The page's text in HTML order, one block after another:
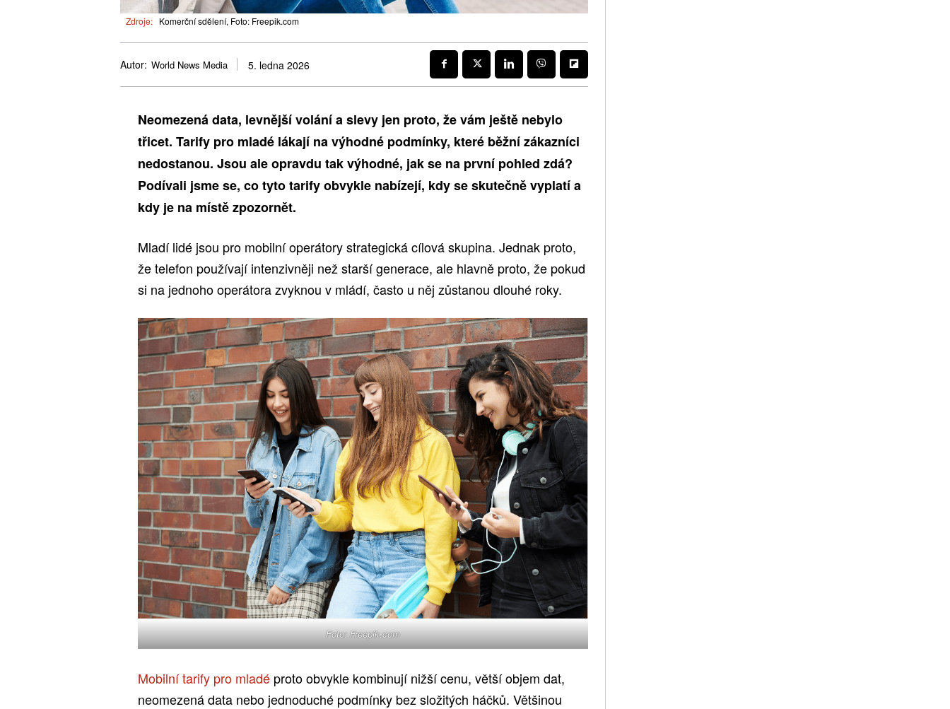
Zdroje: Komerční sdělení, Foto: Freepik.com
Autor: World News Media 5. ledna 2026
Neomezená data, levnější volání a slevy jen proto, že vám ještě nebylo
třicet. Tarify pro mladé lákají na výhodné podmínky, které běžní zákazníci
nedostanou. Jsou ale opravdu tak výhodné, jak se na první pohled zdá?
Podívali jsme se, co tyto tarify obvykle nabízejí, kdy se skutečně vyplatí a
kdy je na místě zpozornět.
Mladí lidé jsou pro mobilní operátory strategická cílová skupina. Jednak proto,
že telefon používají intenzivněji než starší generace, ale hlavně proto, že pokud
si na jednoho operátora zvyknou v mládí, často u něj zůstanou dlouhé roky.
Foto: Freepik.com
Mobilní tarify pro mladé proto obvykle kombinují nižší cenu, větší objem dat,
neomezená data nebo jednoduché podmínky bez složitých háčků. Většinou